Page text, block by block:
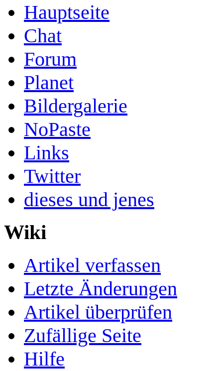
Hauptseite
Chat
Forum
Planet
Bildergalerie
NoPaste
Links
Twitter
dieses und jenes
Wiki
Artikel verfassen
Letzte Änderungen
Artikel überprüfen
Zufällige Seite
Hilfe